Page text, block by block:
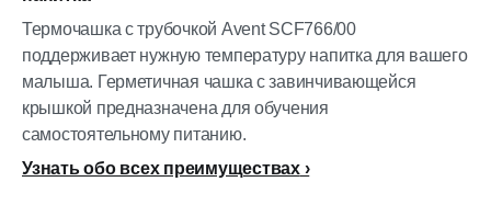
Термочашка с трубочкой Avent SCF766/00
поддерживает нужную температуру напитка для вашего
малыша. Герметичная чашка с завинчивающейся
крышкой предназначена для обучения
самостоятельному питанию.
Узнать обо всех преимуществах